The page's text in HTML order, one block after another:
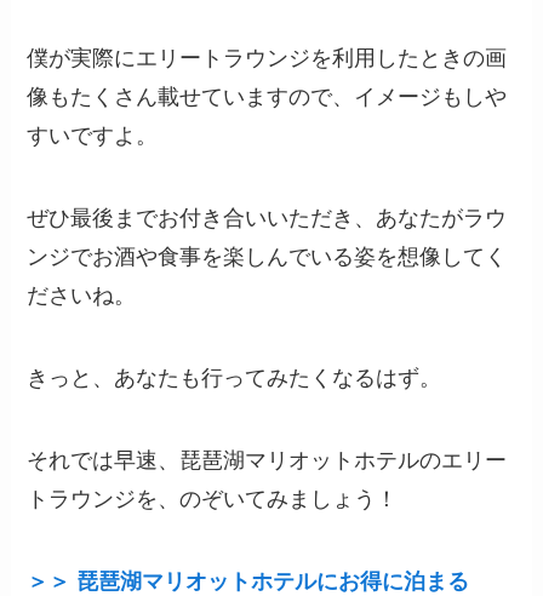
僕が実際にエリートラウンジを利用したときの画
像もたくさん載せていますので、イメージもしや
すいですよ。
ぜひ最後までお付き合いいただき、あなたがラウ
ンジでお酒や食事を楽しんでいる姿を想像してく
ださいね。
きっと、あなたも行ってみたくなるはず。
それでは早速、琵琶湖マリオットホテルのエリー
トラウンジを、のぞいてみましょう！
＞＞ 琵琶湖マリオットホテルにお得に泊まる